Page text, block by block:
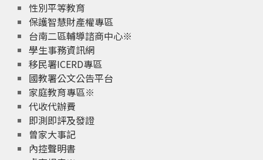
性別平等教育
保護智慧財產權專區
台南二區輔導諮商中心※
學生事務資訊網
移民署ICERD專區
國教署公文公告平台
家庭教育專區※
代收代辦費
即測即評及發證
曾家大事記
內控聲明書